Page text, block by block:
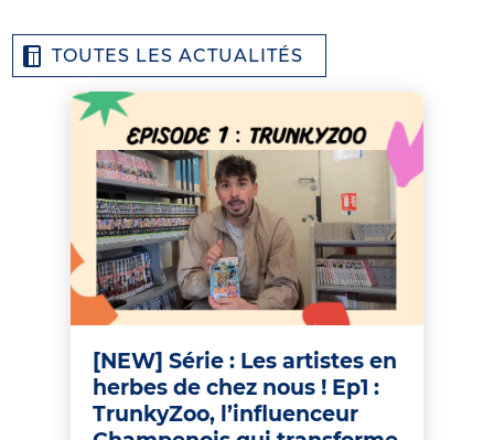
TOUTES LES ACTUALITÉS
[NEW] Série : Les artistes en
herbes de chez nous ! Ep1 :
TrunkyZoo, l’influenceur